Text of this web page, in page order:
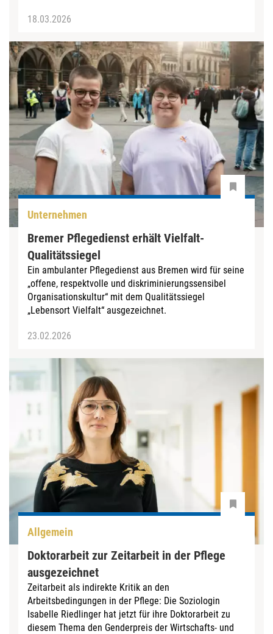
18.03.2026
Unternehmen
Bremer Pflegedienst erhält Vielfalt-
Qualitätssiegel
Ein ambulanter Pflegedienst aus Bremen wird für seine
„offene, respektvolle und diskriminierungssensibel
Organisationskultur“ mit dem Qualitätssiegel
„Lebensort Vielfalt“ ausgezeichnet.
23.02.2026
Allgemein
Doktorarbeit zur Zeitarbeit in der Pflege
ausgezeichnet
Zeitarbeit als indirekte Kritik an den
Arbeitsbedingungen in der Pflege: Die Soziologin
Isabelle Riedlinger hat jetzt für ihre Doktorarbeit zu
diesem Thema den Genderpreis der Wirtschafts- und